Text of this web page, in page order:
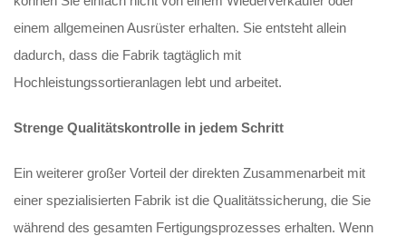
einem allgemeinen Ausrüster erhalten. Sie entsteht allein
dadurch, dass die Fabrik tagtäglich mit
Hochleistungssortieranlagen lebt und arbeitet.
Strenge Qualitätskontrolle in jedem Schritt
Ein weiterer großer Vorteil der direkten Zusammenarbeit mit
einer spezialisierten Fabrik ist die Qualitätssicherung, die Sie
während des gesamten Fertigungsprozesses erhalten. Wenn